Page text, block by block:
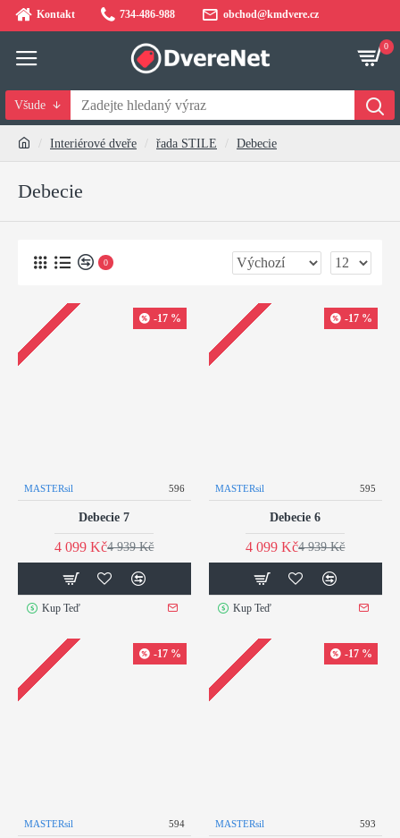
Kontakt 734-486-988 obchod@kmdvere.cz
0
Všude
Interiérové dveře řada STILE Debecie
Debecie
0
-17 %
MASTERsil 596
Debecie 7
4 099 Kč4 939 Kč
Kup Teď
-17 %
MASTERsil 595
Debecie 6
4 099 Kč4 939 Kč
Kup Teď
-17 %
MASTERsil 594
-17 %
MASTERsil 593